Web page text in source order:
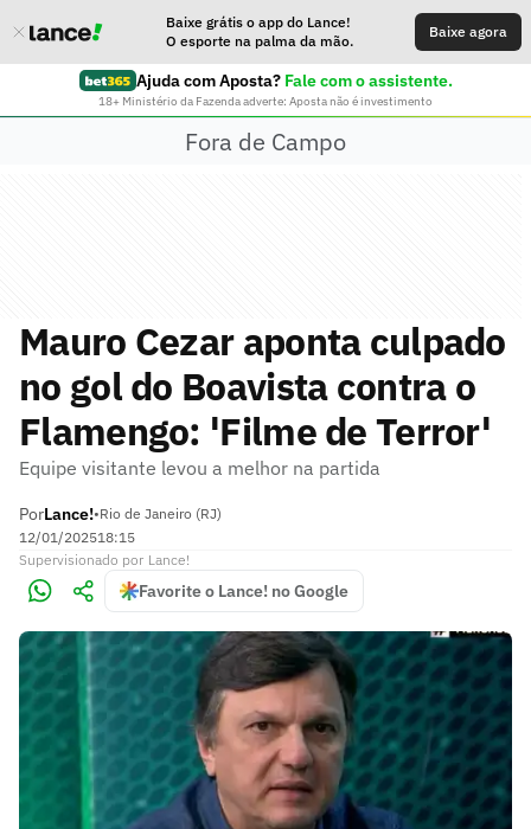
Baixe grátis o app do Lance!
O esporte na palma da mão.
Baixe agora
Ajuda com Aposta? Fale com o assistente.
18+ Ministério da Fazenda adverte: Aposta não é investimento
Fora de Campo
Mauro Cezar aponta culpado
no gol do Boavista contra o
Flamengo: 'Filme de Terror'
Equipe visitante levou a melhor na partida
PorLance!•Rio de Janeiro (RJ)
12/01/202518:15
Supervisionado por Lance!
Favorite o Lance! no Google